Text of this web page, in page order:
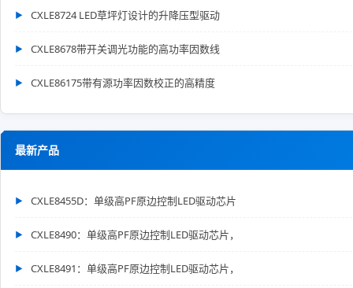
CXLE8724 LED草坪灯设计的升降压型驱动
CXLE8678带开关调光功能的高功率因数线
CXLE86175带有源功率因数校正的高精度
最新产品
CXLE8455D：单级高PF原边控制LED驱动芯片
CXLE8490：单级高PF原边控制LED驱动芯片，
CXLE8491：单级高PF原边控制LED驱动芯片，